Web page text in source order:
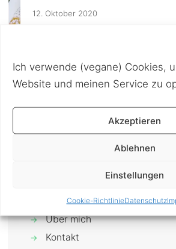
Ich verwende (vegane) Cookies,
Website und meinen Service zu
Akzeptieren
Ablehnen
Einstellungen
Cookie-RichtlinieDatenschutz
12. Oktober 2020
Im 9. Bezirk, im
Servitenviertel, befindet sich
Schottentor entfernt, wurde es
Mehr erfahren
→ Über mich
→ Kontakt